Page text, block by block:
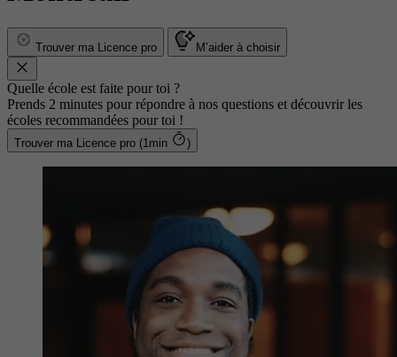
Trouver ma Licence pro M’aider à choisir
Quelle école est faite pour toi ?
Prends 2 minutes pour répondre à nos questions et découvrir les
écoles recommandées pour toi !
Trouver ma Licence pro (1min )